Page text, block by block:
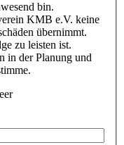
bin.
KMB e.V. keine
übernimmt.
zu leisten ist.
in der Planung und